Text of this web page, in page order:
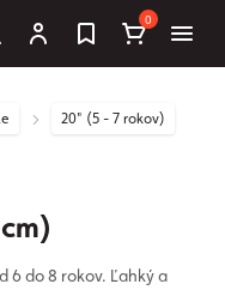
0
20" (5 - 7 rokov)
6 do 8 rokov. Ľahký a